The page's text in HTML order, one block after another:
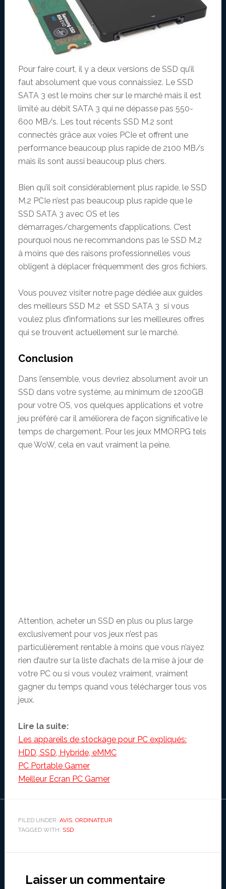
Pour faire court, il y a deux versions de SSD qu’il
faut absolument que vous connaissiez. Le SSD
SATA 3 est le moins cher sur le marché mais il est
limité au débit SATA 3 qui ne dépasse pas 550-
600 MB/s. Les tout récents SSD M.2 sont
connectés grâce aux voies PCIe et offrent une
performance beaucoup plus rapide de 2100 MB/s
mais ils sont aussi beaucoup plus chers.
Bien qu’il soit considérablement plus rapide, le SSD
M.2 PCIe n’est pas beaucoup plus rapide que le
SSD SATA 3 avec OS et les
démarrages/chargements d’applications. C’est
pourquoi nous ne recommandons pas le SSD M.2
à moins que des raisons professionnelles vous
obligent à déplacer fréquemment des gros fichiers.
Vous pouvez visiter notre page dédiée aux guides
des meilleurs SSD M.2 et SSD SATA 3 si vous
voulez plus d’informations sur les meilleures offres
qui se trouvent actuellement sur le marché.
Conclusion
Dans l’ensemble, vous devriez absolument avoir un
SSD dans votre système, au minimum de 1200GB
pour votre OS, vos quelques applications et votre
jeu préféré car il améliorera de façon significative le
temps de chargement. Pour les jeux MMORPG tels
que WoW, cela en vaut vraiment la peine.
Attention, acheter un SSD en plus ou plus large
exclusivement pour vos jeux n’est pas
particulièrement rentable à moins que vous n’ayez
rien d’autre sur la liste d’achats de la mise à jour de
votre PC ou si vous voulez vraiment, vraiment
gagner du temps quand vous télécharger tous vos
jeux.
Lire la suite:
Les appareils de stockage pour PC expliqués:
HDD, SSD, Hybride, eMMC
PC Portable Gamer
Meilleur Ecran PC Gamer
FILED UNDER: AVIS, ORDINATEUR
TAGGED WITH: SSD
Interactions
Laisser un commentaire